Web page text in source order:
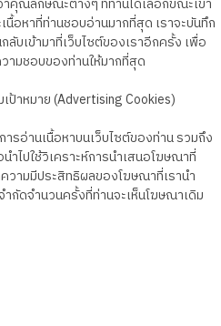
นื้อหาที่ท่านชอบอ่านมากที่สุด เราจะบันทึก
ลับเข้ามาที่เว็บไซต์ของเราอีกครั้ง เพื่อ
ามชอบของท่านให้มากที่สุด
ป้าหมาย (Advertising Cookies)
รอ่านเนื้อหาบนเว็บไซต์ของท่าน รวมถึง
ไปใช้วิเคราะห์การนำเสนอโฆษณาที่
วามมีประสิทธิผลของโฆษณาที่เรานำ
กัดจำนวนครั้งที่ท่านจะเห็นโฆษณาเดิม